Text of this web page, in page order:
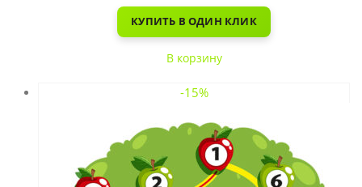
КУПИТЬ В ОДИН КЛИК
В корзину
-15%